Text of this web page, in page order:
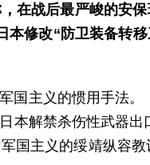
在战后最严峻的安
修改“防卫装备转
国主义的惯用手法
本解禁杀伤性武器
国主义的绥靖纵容